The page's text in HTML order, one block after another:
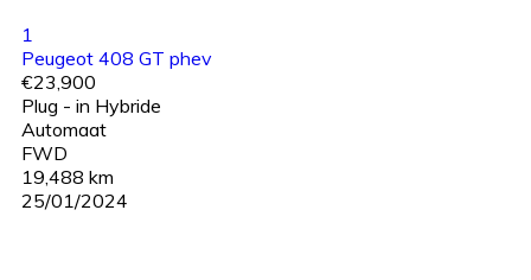
1
Peugeot 408 GT phev
€23,900
Plug - in Hybride
Automaat
FWD
19,488 km
25/01/2024